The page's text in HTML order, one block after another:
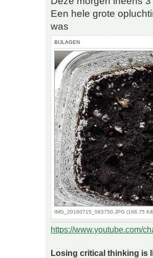
Een hele grote
was
BIJLAGEN
IMG_20160715_083750.JPG (168.75
https://www.youtube.com/
Losing critical thinking is